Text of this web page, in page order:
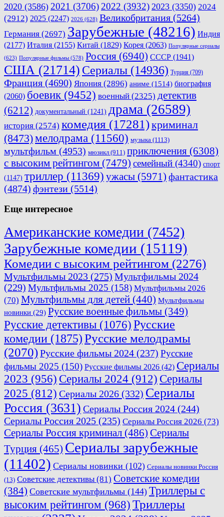
2020 (3586) 2021 (3706) 2022 (3932) 2023 (3350) 2024
(2912) 2025 (2247) 2026 (628) Великобритания (5264)
Германия (2697) Зарубежные (48216) Индия
(2177) Италия (2155) Китай (1829) Корея (2063) Популярные сериалы
(623) Популярные фильмы (578) Россия (6940) СССР (1941)
США (21714) Сериалы (14936) Турция (709)
Франция (4690) Япония (2896) аниме (1514) биография
(2060) боевик (9452) военный (2325) детектив
(6212) документальный (1241) драма (26589)
история (2574) комедия (17281)криминал
(8473)мелодрама (11560) музыка (1113)
мультфильм (4953) мюзикл (911) приключения (6308)
с высоким рейтингом (7479) семейный (4340) спорт
(1147) триллер (11369) ужасы (5971) фантастика
(4874) фэнтези (5514)
Еще интересное
Американские комедии (7452)
Зарубежные комедии (15119)
Комедии с высоким рейтингом (2276)
Мультфильмы 2023 (275) Мультфильмы 2024
(229) Мультфильмы 2025 (158) Мультфильмы 2026
(70) Мультфильмы для детей (440) Мультфильмы
новинки (29) Русские военные фильмы (349)
Русские детективы (1076)Русские
комедии (1875)Русские мелодрамы
(2070)Русские фильмы 2024 (237) Русские
фильмы 2025 (150) Русские фильмы 2026 (42) Сериалы
2023 (956) Сериалы 2024 (912) Сериалы
2025 (812) Сериалы 2026 (332) Сериалы
Россия (3631) Сериалы Россия 2024 (244)
Сериалы Россия 2025 (235) Сериалы Россия 2026 (73)
Сериалы Россия криминал (486) Сериалы
Турция (465) Сериалы зарубежные
(11402) Сериалы новинки (102) Сериалы новинки Россия
(13) Советские детективы (81) Советские комедии
(384) Советские мультфильмы (144) Триллеры с
высоким рейтингом (968) Триллеры